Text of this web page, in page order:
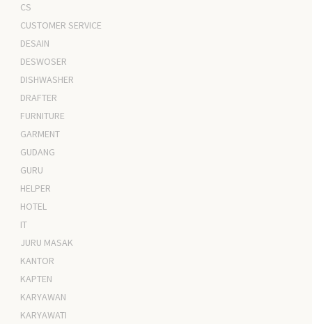
CS
CUSTOMER SERVICE
DESAIN
DESWOSER
DISHWASHER
DRAFTER
FURNITURE
GARMENT
GUDANG
GURU
HELPER
HOTEL
IT
JURU MASAK
KANTOR
KAPTEN
KARYAWAN
KARYAWATI